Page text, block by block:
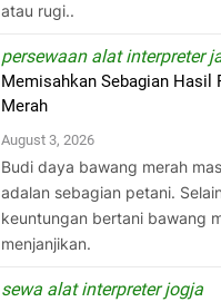
atau rugi..
persewaan alat interpreter
Memisahkan Sebagian Hasil
Merah
August 3, 2026
Budi daya bawang merah
adalan sebagian petani.
keuntungan bertani bawang
menjanjikan.
sewa alat interpreter jogja